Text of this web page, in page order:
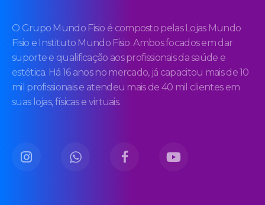
O Grupo Mundo Fisio é composto pelas Lojas Mundo
Fisio e Instituto Mundo Fisio. Ambos focados em dar
suporte e qualificação aos profissionais da saúde e
estética. Há 16 anos no mercado, já capacitou mais de 10
mil profissionais e atendeu mais de 40 mil clientes em
suas lojas, físicas e virtuais.